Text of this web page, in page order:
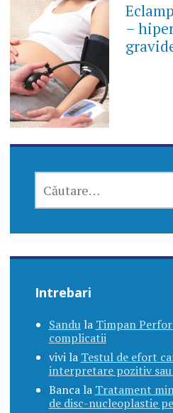
–
DUPĂ:
Intrebari
Sandula Timpan
complicatii
vivila Testul de efort
interpretare pozitiv
Bancala Tratament
de disc-nucleoplastie